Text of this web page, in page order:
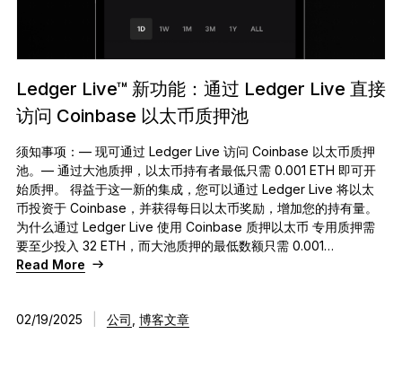
Ledger Live™ 新功能：通过 Ledger Live 直接
访问 Coinbase 以太币质押池
须知事项：— 现可通过 Ledger Live 访问 Coinbase 以太币质押
池。— 通过大池质押，以太币持有者最低只需 0.001 ETH 即可开
始质押。 得益于这一新的集成，您可以通过 Ledger Live 将以太
币投资于 Coinbase，并获得每日以太币奖励，增加您的持有量。
为什么通过 Ledger Live 使用 Coinbase 质押以太币 专用质押需
要至少投入 32 ETH，而大池质押的最低数额只需 0.001…
Read More
02/19/2025 公司 博客文章